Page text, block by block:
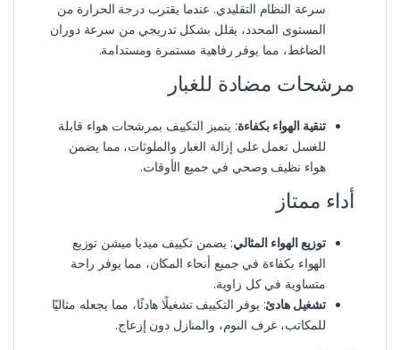
سرعة النظام التقليدي. عندما يقترب درجة الحرارة من
المستوى المحدد، يقلل بشكل تدريجي من سرعة دوران
الضاغط، مما يوفر رفاهية مستمرة ومستدامة.
مرشحات مضادة للغبار
تنقية الهواء بكفاءة: يتميز التكييف بمرشحات هواء قابلة
للغسل تعمل على إزالة الغبار والملوثات، مما يضمن
هواء نظيف وصحي في جميع الأوقات.
أداء ممتاز
توزيع الهواء المثالي: يضمن تكييف ميديا ميشن توزيع
الهواء بكفاءة في جميع أنحاء المكان، مما يوفر راحة
متساوية في كل زاوية.
تشغيل هادئ: يوفر التكييف تشغيلًا هادئًا، مما يجعله مثاليًا
للمكاتب، غرف النوم، والمنازل دون إزعاج.